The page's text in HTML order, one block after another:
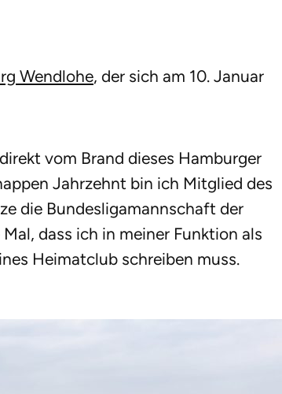
Wendlohe, der sich am 10. Januar
vom Brand dieses Hamburger
Jahrzehnt bin ich Mitglied des
die Bundesligamannschaft der
dass ich in meiner Funktion als
Heimatclub schreiben muss.